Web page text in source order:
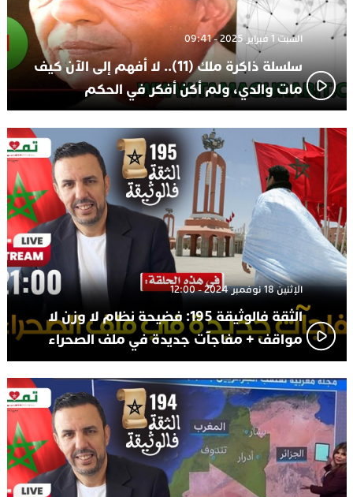
السبت 1 فبراير 2025 - 09:41
سلسلة ذاكرة ملك (11).. لا أفهم إلى الآن كيف
مات والدي، ولم أكن أفكر في الحكم
الإثنين 18 نوفمبر 2024 - 12:00
الثقة فالوثيقة 195: فضيحة نظام لا وزن لا
مواقف + مفاجآت جديدة في ملف الصحراء